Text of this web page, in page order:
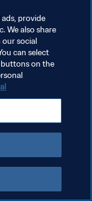
سياسة الخصوصية
إدارة تفضيلات ملفات تعريف
provide
We also share
social
can select
on the